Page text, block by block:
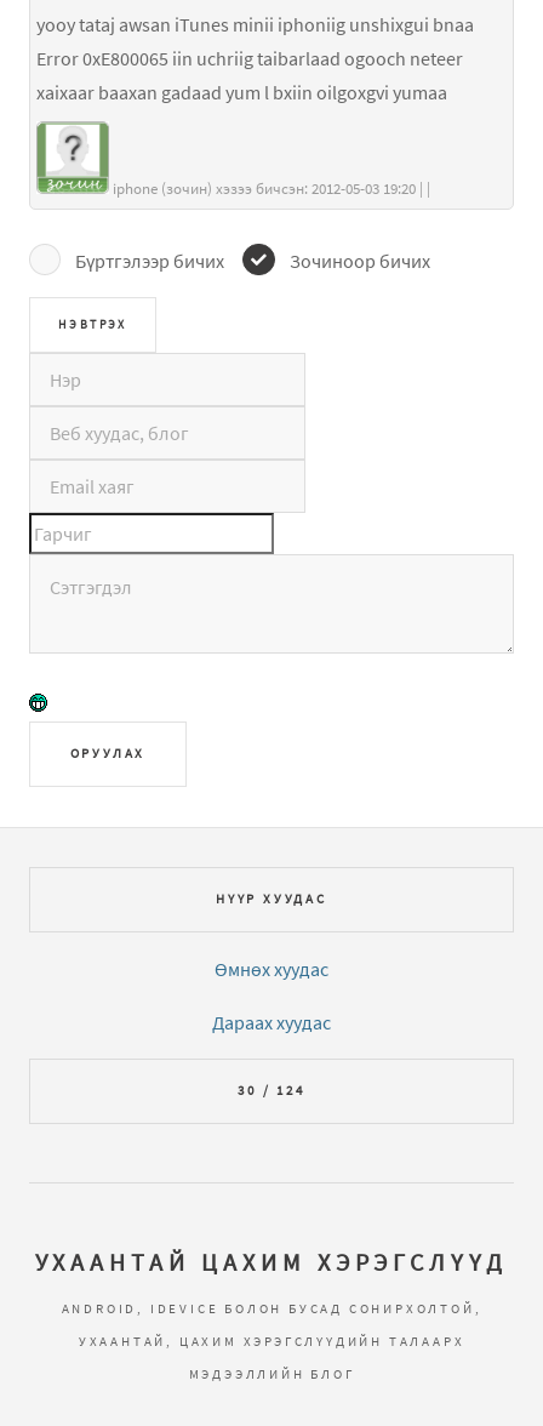
yooy tataj awsan iTunes minii iphoniig unshixgui bnaa
Error 0xE800065 iin uchriig taibarlaad ogooch neteer
xaixaar baaxan gadaad yum l bxiin oilgoxgvi yumaa
iphone (зочин) хэзээ бичсэн: 2012-05-03 19:20 | |
Бүртгэлээр бичих Зочиноор бичих
ОРУУЛАХ
НҮҮР ХУУДАС
Өмнөх хуудас
Дараах хуудас
30 / 124
УХААНТАЙ ЦАХИМ ХЭРЭГСЛҮҮД
ANDROID, IDEVICE БОЛОН БУСАД СОНИРХОЛТОЙ,
УХААНТАЙ, ЦАХИМ ХЭРЭГСЛҮҮДИЙН ТАЛААРХ
МЭДЭЭЛЛИЙН БЛОГ